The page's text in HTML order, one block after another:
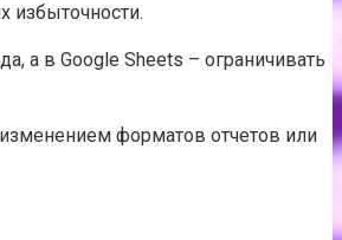
избыточности.
а в Google Sheets – ограничивать
форматов отчетов или